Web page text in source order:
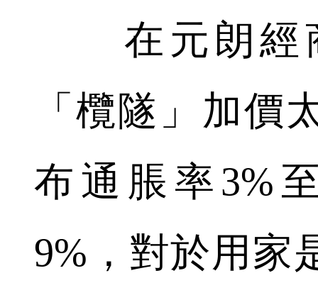
在元朗經
「欖隧」加價
布通脹率3%
9%，對於用家